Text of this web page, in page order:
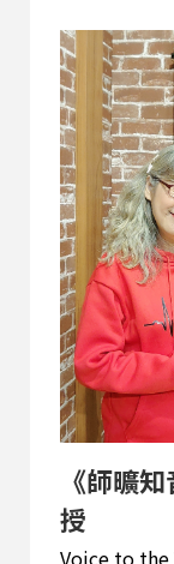
《師曠
授
Voice to the